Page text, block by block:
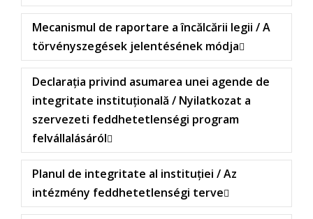
Mecanismul de raportare a încălcării legii / A
törvényszegések jelentésének módja
Declarația privind asumarea unei agende de
integritate instituțională / Nyilatkozat a
szervezeti feddhetetlenségi program
felvállalásáról
Planul de integritate al instituției / Az
intézmény feddhetetlenségi terve